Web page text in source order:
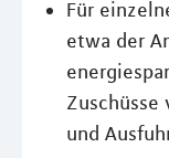
Für
etwa der
und